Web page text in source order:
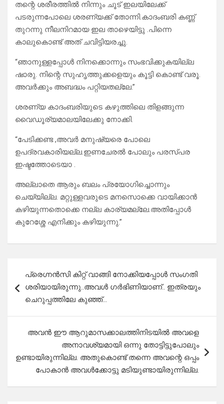
തന്റെ ശരീരത്തിൽ നിന്നും ചൂട് ഇലയിലേക്ക്
പടരുന്നപോലെ ശരണ്യക്ക് തോന്നി.കാദംബരി കണ്ണ്
തുറന്നു നീലനിറമായ ഇല താഴെയിട്ടു .പിന്നെ
കാലുകൊണ്ട് അത് ചവിട്ടിയരച്ചു.
“ഞാനുള്ളപ്പോൾ നിനക്കൊന്നും സംഭവിക്കുകയില്ല
ഷാരു. നിന്റെ സുഹൃത്തുക്കളെയും കൂട്ടി കൊണ്ട് വരൂ.
അവർക്കും അബദ്ധം പറ്റിയതല്ലേ.”
ശരണ്യ കാദംബരിയുടെ കഴുത്തിലെ തിളങ്ങുന്ന
വൈഡൂര്യമാലയിലേക്കു നോക്കി.
“പേടിക്കണ്ട ,അവർ മനുഷ്യരെ പോലെ
ഉപദ്രവകാരിയല്ല.ഇണചേരൽ പോലും പരസ്പര
ഇഷ്ടത്തോടെയാ .
അല്ലാതെ ആരും ബലം പ്രയോഗിച്ചൊന്നും
ചെയ്യില്ല. മറ്റുള്ളവരുടെ മനസൊക്കെ വായിക്കാൻ
കഴിയുന്നതൊക്കെ നല്ല കാര്യമല്ലേ.അതിപ്പോൾ
കുറേശ്ശേ എനിക്കും കഴിയുന്നു.”
navigation
പ്രെഗ്നൻസി കിറ്റ് വാങ്ങി നോക്കിയപ്പോൾ സംഗതി
ശരിയായിരുന്നു..അവൾ ഗർഭിണിയാണ്.. ഇത്രയും
ചെറുപ്പത്തിലേ കുഞ്ഞ്…
അവൻ ഈ ആറുമാസക്കാലത്തിനിടയിൽ അവളെ
അനാവശ്യമായി ഒന്നു തോട്ടിട്ടുപോലും
ഉണ്ടായിരുന്നില്ല. അതുകൊണ്ട് തന്നെ അവന്റെ ഒപ്പം
പോകാൻ അവൾക്കോട്ടു മടിയുണ്ടായിരുന്നില്ല.